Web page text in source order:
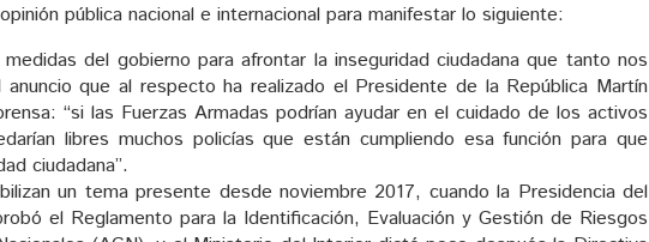
pública nacional e internacional para manifestar lo siguiente:
del gobierno para afrontar la inseguridad ciudadana que tanto nos
que al respecto ha realizado el Presidente de la República Martín
“si las Fuerzas Armadas podrían ayudar en el cuidado de los activos
libres muchos policías que están cumpliendo esa función para que
ciudadana”.
un tema presente desde noviembre 2017, cuando la Presidencia del
el Reglamento para la Identificación, Evaluación y Gestión de Riesgos